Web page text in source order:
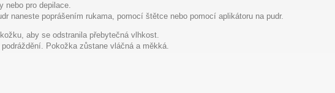
nebo pro depilace.
naneste poprášením rukama, pomocí štětce nebo pomocí aplikátoru na pudr.
aby se odstranila přebytečná vlhkost.
Pokožka zůstane vláčná a měkká.